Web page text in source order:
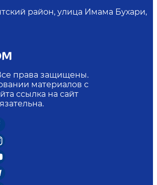
район, улица Имама Бухари,
права защищены.
материалов с
ссылка на сайт